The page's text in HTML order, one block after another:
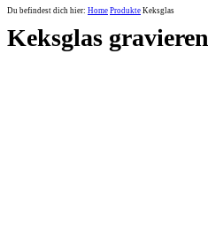
Du befindest dich hier: Home Produkte Keksglas
Keksglas gravieren